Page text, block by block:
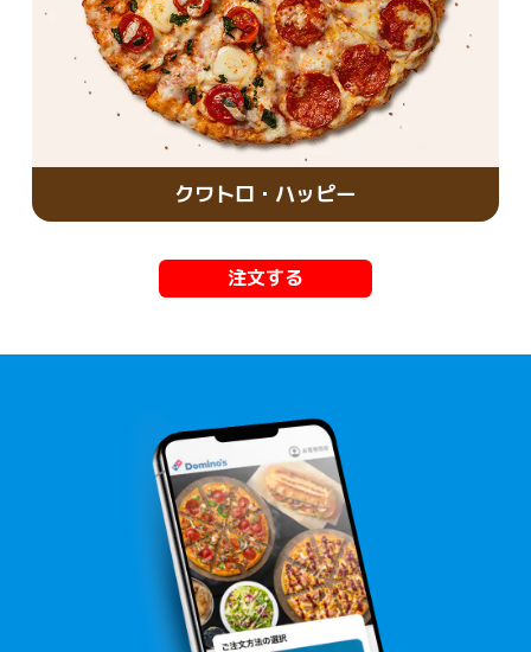
クワトロ・ハッピー
注文する